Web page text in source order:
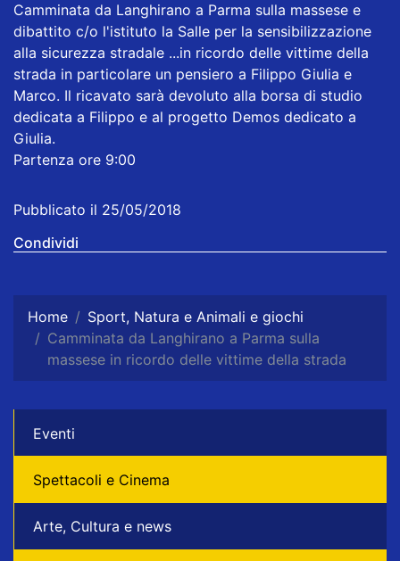
Camminata da Langhirano a Parma sulla massese e
dibattito c/o l'istituto la Salle per la sensibilizzazione
alla sicurezza stradale ...in ricordo delle vittime della
strada in particolare un pensiero a Filippo Giulia e
Marco. Il ricavato sarà devoluto alla borsa di studio
dedicata a Filippo e al progetto Demos dedicato a
Giulia.
Partenza ore 9:00
Pubblicato il 25/05/2018
Condividi
Home
Sport, Natura e Animali e giochi
Camminata da Langhirano a Parma sulla
massese in ricordo delle vittime della strada
Eventi
Spettacoli e Cinema
Arte, Cultura e news